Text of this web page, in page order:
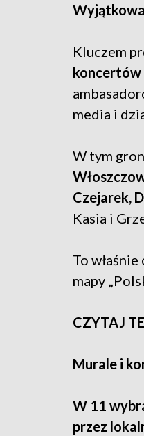
Kluczem
koncertów
media i
W tym
Czejarek,
Kasia i
To
mapy
CZYTAJ
Murale i
W 11
przez